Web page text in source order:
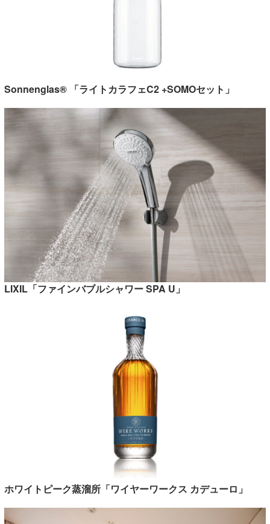
Sonnenglas® 「ライトカラフェC2 +SOMOセット」
LIXIL「ファインバブルシャワー SPA U」
ホワイトピーク蒸溜所「ワイヤーワークス カデューロ」